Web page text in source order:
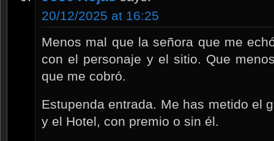
20/12/2025 at 16:25
Menos mal que la señora que me
con el personaje y el sitio. Que
que me cobró.
Estupenda entrada. Me has metido el
y el Hotel, con premio o sin él.